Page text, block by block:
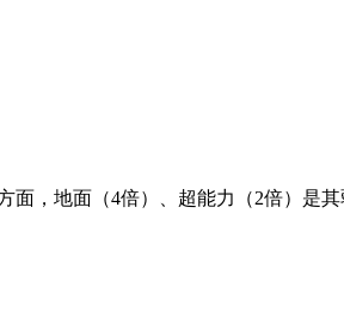
，地面（4倍）、超能力（2倍）是其